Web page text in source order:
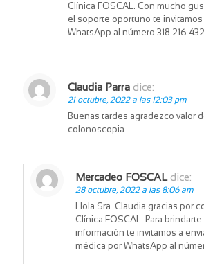
Clínica FOSCAL. Con mucho
el soporte oportuno te
WhatsApp al número 318 216
Claudia Parra dice:
21 octubre, 2022 a las 12:03 pm
Buenas tardes agradezco valor
colonoscopia
Mercadeo FOSCAL dice:
28 octubre, 2022 a las 8:06 am
Hola Sra. Claudia gracias por
Clínica FOSCAL. Para brindarte
información te invitamos a
médica por WhatsApp al